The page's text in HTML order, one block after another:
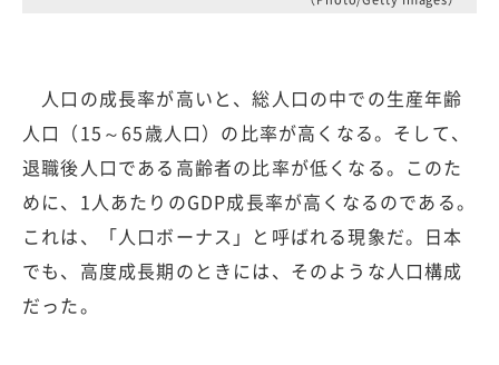
人口の成長率が高いと、総人口の中での生産年齢
人口（15～65歳人口）の比率が高くなる。そして、
退職後人口である高齢者の比率が低くなる。このた
めに、1人あたりのGDP成長率が高くなるのである。
これは、「人口ボーナス」と呼ばれる現象だ。日本
でも、高度成長期のときには、そのような人口構成
だった。